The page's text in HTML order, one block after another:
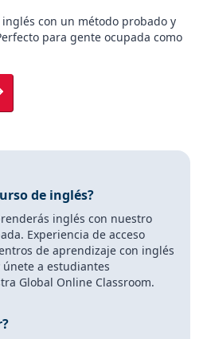
con un método probado y
para gente ocupada como
de inglés?
inglés con nuestro
Experiencia de acceso
de aprendizaje con inglés
a estudiantes
Global Online Classroom.